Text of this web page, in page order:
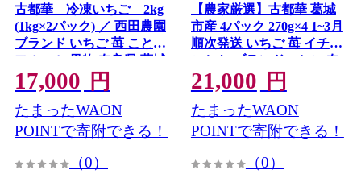
古都華 冷凍いちご 2kg
(1kg×2パック) ／ 西田農園
ブランド いちご 苺 ことか
フルーツ 果物 奈良県 葛城
市【nsdf006】
17,000 円
たまったWAON
POINTで寄附できる！
（0）
【農家厳選】古都華 葛城
市産 4パック 270g×4 1~3月
順次発送 いちご 苺 イチゴ
ことか ブランドいちご 奈
良県産 高糖度 甘い 濃厚 香
り 果汁 旬 新鮮 果物 フル
ーツ ストロベリー 数量限
定 先行予約 冷蔵 産地直送
ギフト プレゼント 高級 希
21,000 円
たまったWAON
POINTで寄附できる！
（0）